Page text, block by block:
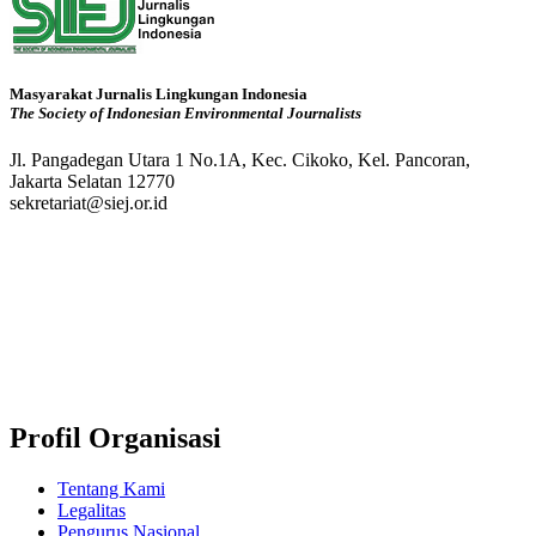
Masyarakat Jurnalis Lingkungan Indonesia
The Society of Indonesian Environmental Journalists
Jl. Pangadegan Utara 1 No.1A, Kec. Cikoko, Kel. Pancoran,
Jakarta Selatan 12770
sekretariat@siej.or.id
Profil Organisasi
Tentang Kami
Legalitas
Pengurus Nasional